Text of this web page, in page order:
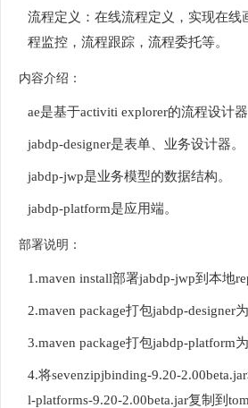
流程定义：在线流程定义，实现在线
程监控，流程跟踪，流程委托等。
内容介绍：
ae是基于activiti explorer的流程设计器
jabdp-designer是表单、业务设计器。
jabdp-jwp是业务模型的数据结构。
jabdp-platform是应用端。
部署说明：
1.maven install部署jabdp-jwp到本地
2.maven package打包jabdp-designer
3.maven package打包jabdp-platform
4.将sevenzipjbinding-9.20-
l-platforms-9.20-2.00beta.jar复制到